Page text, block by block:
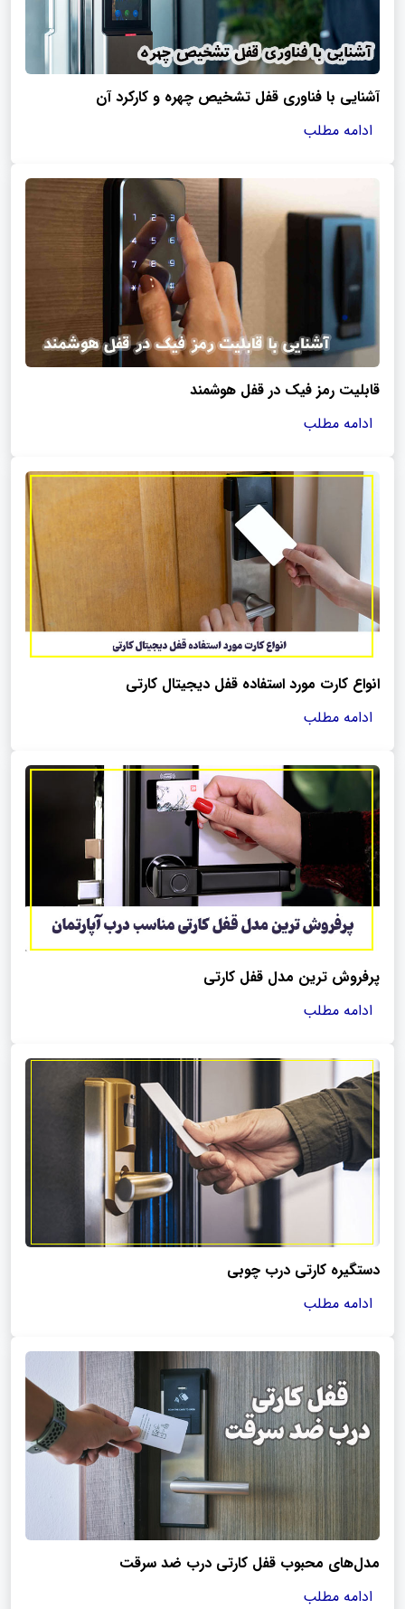
آشنایی با فناوری قفل تشخیص چهره و کارکرد آن
ادامه مطلب
قابلیت رمز فیک در قفل هوشمند
ادامه مطلب
انواع کارت مورد استفاده قفل دیجیتال کارتی
ادامه مطلب
پرفروش ترین مدل قفل کارتی
ادامه مطلب
دستگیره کارتی درب چوبی
ادامه مطلب
مدل‌های محبوب قفل کارتی درب ضد سرقت
ادامه مطلب